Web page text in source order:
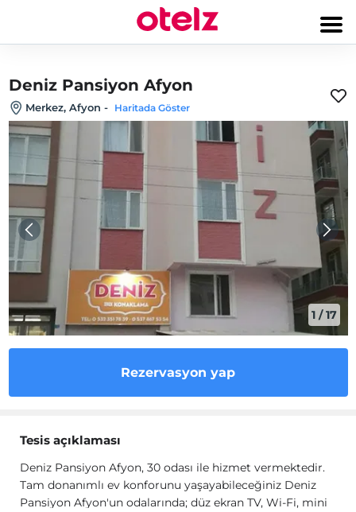
Deniz Pansiyon Afyon
Merkez, Afyon - Haritada Göster
1 /17
Rezervasyon yap
Tesis açıklaması
Deniz Pansiyon Afyon, 30 odası ile hizmet vermektedir.
Tam donanımlı ev konforunu yaşayabileceğiniz Deniz
Pansiyon Afyon'un odalarında; düz ekran TV, Wi-Fi, mini